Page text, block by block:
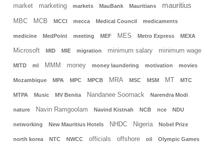
market marketing markets MauBank Mauritians mauritius
MBC MCB MCCI mecca Medical Council medicaments
medicine MedPoint meeting MEF MES Metro Express MEXA
Microsoft MID MIE migration minimum salary minimum wage
MITD ml MMM money money laundering motivation movies
Mozambique MPA MPC MPCB MRA MSC MSM MT MTC
MTPA Music MV Benita Nandanee Soornack Narendra Modi
nature Navin Ramgoolam Navind Kistnah NCB nce NDU
networking New Mauritius Hotels NHDC Nigeria Nobel Prize
north korea NTC NWCC officials offshore oil Olympic Games